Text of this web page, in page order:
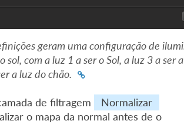
geram uma configuração de
sol, com a luz 1 a ser o Sol, a luz 3 a ser
a luz do chão.
de filtragem
Normalizar
o mapa da normal antes de o